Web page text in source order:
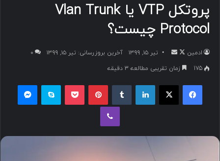
پروتکل VTP یا Vlan Trunk
Protocol چیست؟
ادمین
د
ن
ل
ا
تیر ۱۵, ۱۳۹۹ آخرین بروزرسانی: تیر ۱۵, ۱۳۹۹
۰
175
زمان تقریبی مطالعه 3 دقیقه
فیسبوک ایکس لینکداین پینتریست پاکت اسکایپ
وایبر